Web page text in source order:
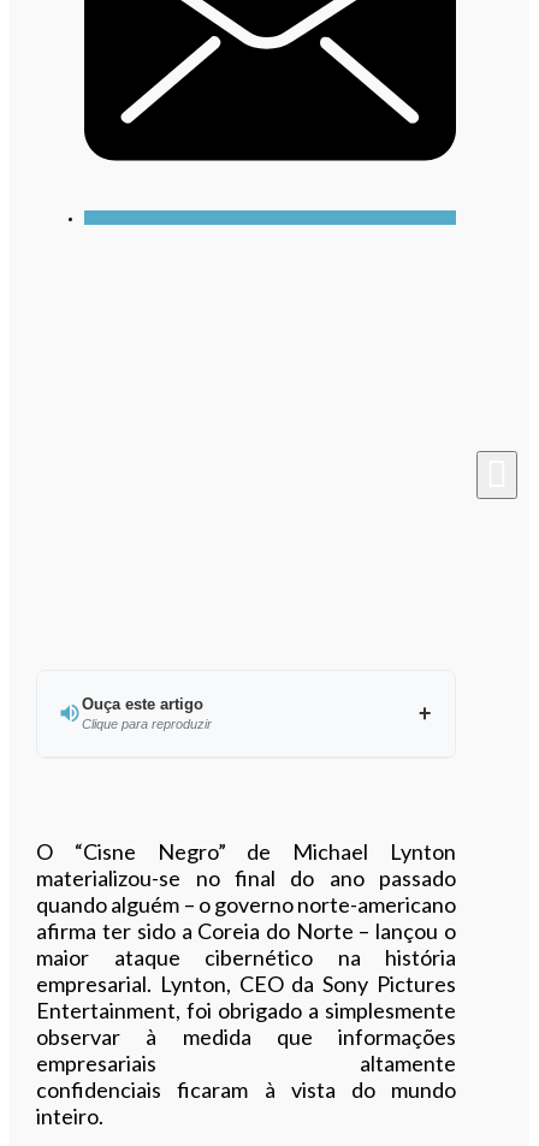
Ouça este artigo
Clique para reproduzir
O “Cisne Negro” de Michael Lynton
materializou-se no final do ano passado
quando alguém – o governo norte-americano
afirma ter sido a Coreia do Norte – lançou o
maior ataque cibernético na história
empresarial. Lynton, CEO da Sony Pictures
Entertainment, foi obrigado a simplesmente
observar à medida que informações
empresariais altamente
confidenciais ficaram à vista do mundo
inteiro.